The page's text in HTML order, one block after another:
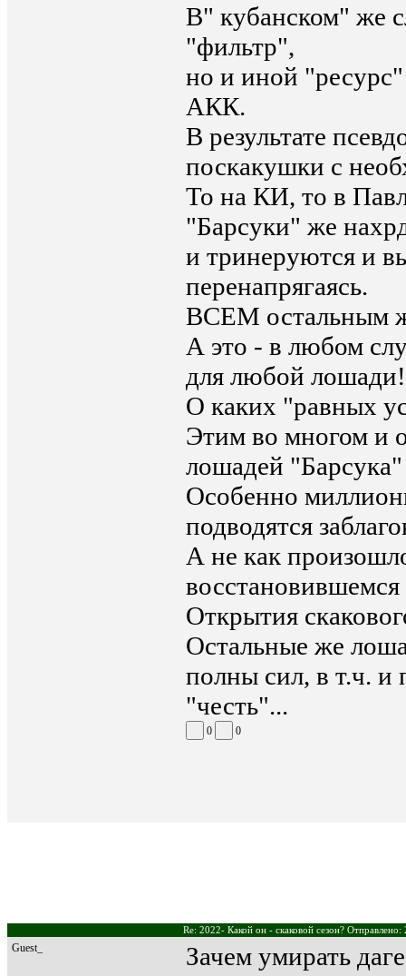
В" кубанском" же
"фильтр",
но и иной "ресурс"
АКК.
В результате
поскакушки с
То на КИ, то в
"Барсуки" же
и тринеруются и
перенапрягаясь.
ВСЕМ остальным
А это - в любом
для любой лошади!
О каких "равных
Этим во многом и
лошадей
Особенно
подводятся
А не как
Открытия
Остальные же
полны сил, в т.ч. и
"честь"...
0 0
Re: 2022- Какой он - скаковой сезон?
Guest_
Зачем умирать